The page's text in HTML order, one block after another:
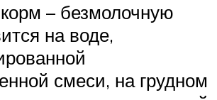
– безмолочную
на воде,
смеси, на грудном